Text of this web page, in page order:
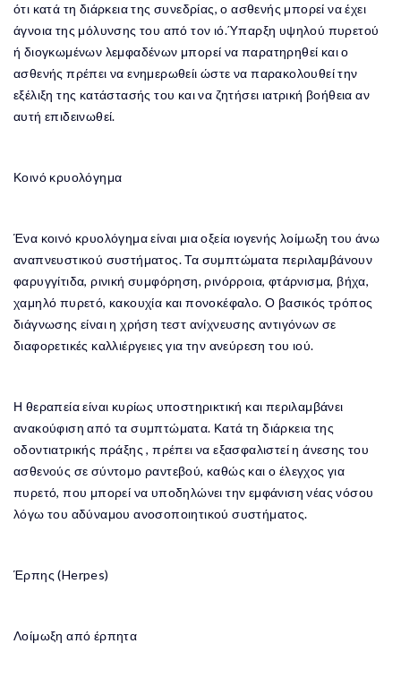
ότι κατά τη διάρκεια της συνεδρίας, ο ασθενής μπορεί να έχει
άγνοια της μόλυνσης του από τον ιό.Ύπαρξη υψηλού πυρετού
ή διογκωμένων λεμφαδένων μπορεί να παρατηρηθεί και ο
ασθενής πρέπει να ενημερωθείι ώστε να παρακολουθεί την
εξέλιξη της κατάστασής του και να ζητήσει ιατρική βοήθεια αν
αυτή επιδεινωθεί.
Κοινό κρυολόγημα
Ένα κοινό κρυολόγημα είναι μια οξεία ιογενής λοίμωξη του άνω
αναπνευστικού συστήματος. Τα συμπτώματα περιλαμβάνουν
φαρυγγίτιδα, ρινική συμφόρηση, ρινόρροια, φτάρνισμα, βήχα,
χαμηλό πυρετό, κακουχία και πονοκέφαλο. Ο βασικός τρόπος
διάγνωσης είναι η χρήση τεστ ανίχνευσης αντιγόνων σε
διαφορετικές καλλιέργειες για την ανεύρεση του ιού.
Η θεραπεία είναι κυρίως υποστηρικτική και περιλαμβάνει
ανακούφιση από τα συμπτώματα. Κατά τη διάρκεια της
οδοντιατρικής πράξης , πρέπει να εξασφαλιστεί η άνεσης του
ασθενούς σε σύντομο ραντεβού, καθώς και ο έλεγχος για
πυρετό, που μπορεί να υποδηλώνει την εμφάνιση νέας νόσου
λόγω του αδύναμου ανοσοποιητικού συστήματος.
Έρπης (Herpes)
Λοίμωξη από έρπητα